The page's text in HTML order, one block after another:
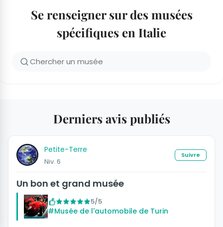
Se renseigner sur des musées
spécifiques en Italie
Derniers avis publiés
Petite-Terre
Niv. 6
Suivre
Un bon et grand musée
5/5
#Musée de l'automobile de Turin